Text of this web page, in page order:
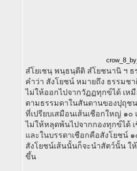
สํโยเชนฺ พนฺธนฺตีติ สํโยชนานิ ฯ
คำว่า สังโยชน์ หมายถึง ธรรมช
ไม่ให้ออกไปจากวัฏฏทุกข์ได้ เห
ตามธรรมดาในสันดานของปุถุช
ที่เปรียบเสมือนเส้นเชือกใหญ่ ๑
ไม่ให้หลุดพ้นไปจากกองทุกข์ได้
และในบรรดาเชือกคือสังโยชน์
สังโยชน์เส้นนั้นก็จะนำสัตว์นั้น ใ
ขึ้น